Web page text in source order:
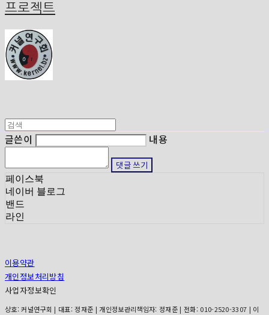
프로젝트
글쓴이 내용
댓글 쓰기
페이스북
네이버 블로그
밴드
라인
이용약관
개인정보처리방침
사업자정보확인
상호: 커널연구회 | 대표: 정재준 | 개인정보관리책임자: 정재준 | 전화: 010-2520-3307 | 이